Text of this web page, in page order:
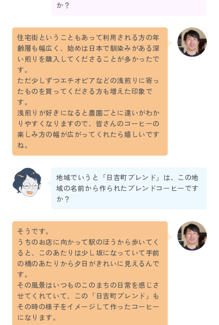
か？
住宅街ということもあって利用される方の年
齢層も幅広く、始めは日本で馴染みがある深
い煎りを購入してくださることが多かったで
す。
ただ少しずつエチオピアなどの浅煎りに寄っ
たものを買ってくださる方も増えた印象で
す。
浅煎りが好きになると農園ごとに違いがわか
りやすくなりますので、皆さんのコーヒーの
楽しみ方の幅が広がってくれたら嬉しいです
ね。
地域でいうと「日吉町ブレンド」は、この地
域の名前から作られたブレンドコーヒーです
か？
そうです。
うちのお店に向かって駅のほうから歩いてく
ると、このあたりは少し坂になっていて手前
の橋のあたりから夕日がきれいに見えるんで
す。
その風景はいつものこのまちの日常を感じさ
せてくれていて、この「日吉町ブレンド」も
その時の様子をイメージして作ったコーヒー
になります。